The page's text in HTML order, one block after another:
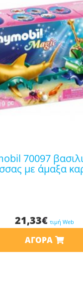
με άμαξα
21,33€ τιμή Web
ΑΓΟΡΆ